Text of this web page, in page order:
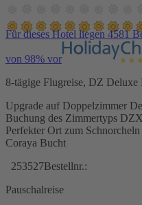
Für dieses Hotel liegen 4581
von 98% vor
8-tägige Flugreise, DZ
Upgrade auf Doppelzimmer
Buchung des Zimmertyps
Perfekter Ort zum
Coraya Bucht
253527Bestellnr.:
Pauschalreise